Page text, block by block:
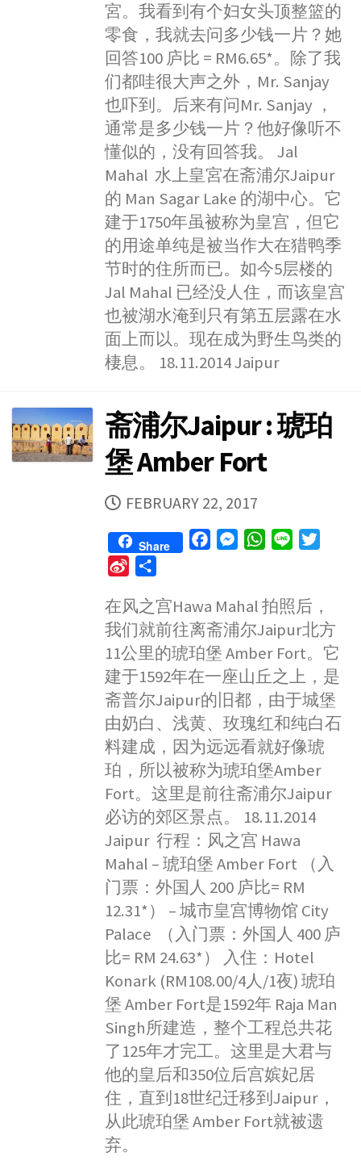
k
e
r
p
i
b
o
宮。我看到有个妇女头顶整篮的
零食，我就去问多少钱一片？她
回答100 庐比 = RM6.65*。除了我
们都哇很大声之外，Mr. Sanjay
也吓到。后来有问Mr. Sanjay ，
通常是多少钱一片？他好像听不
懂似的，没有回答我。 Jal
Mahal 水上皇宮在斋浦尔Jaipur
的 Man Sagar Lake 的湖中心。它
建于1750年虽被称为皇宫，但它
的用途单纯是被当作大在猎鸭季
节时的住所而已。如今5层楼的
Jal Mahal 已经没人住，而该皇宫
也被湖水淹到只有第五层露在水
面上而以。现在成为野生鸟类的
棲息。 18.11.2014 Jaipur
斋浦尔Jaipur : 琥珀
堡 Amber Fort
PUBLISHED
DATE
FEBRUARY 22, 2017
Share
e
b
o
o
s
e
e
r
W
t
s
p
p
e
t
e
n
a
W
e
i
b
o
a
r
e
在风之宫Hawa Mahal 拍照后，
我们就前往离斋浦尔Jaipur北方
11公里的琥珀堡 Amber Fort。它
建于1592年在一座山丘之上，是
斋普尔Jaipur的旧都，由于城堡
由奶白、浅黄、玫瑰红和纯白石
料建成，因为远远看就好像琥
珀，所以被称为琥珀堡Amber
Fort。这里是前往斋浦尔Jaipur
必访的郊区景点。 18.11.2014
Jaipur 行程：风之宫 Hawa
Mahal – 琥珀堡 Amber Fort （入
门票：外国人 200 庐比= RM
12.31*） – 城市皇宫博物馆 City
Palace （入门票：外国人 400 庐
比= RM 24.63*） 入住：Hotel
Konark (RM108.00/4人/1夜) 琥珀
堡 Amber Fort是1592年 Raja Man
Singh所建造，整个工程总共花
了125年才完工。这里是大君与
他的皇后和350位后宫嫔妃居
住，直到18世纪迁移到Jaipur，
从此琥珀堡 Amber Fort就被遗
弃。